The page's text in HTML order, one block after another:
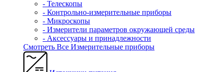
- Телескопы
- Контрольно-измерительные приборы
- Микроскопы
- Измерители параметров окружающей среды
- Аксессуары и принадлежности
Смотреть Все Измерительные приборы